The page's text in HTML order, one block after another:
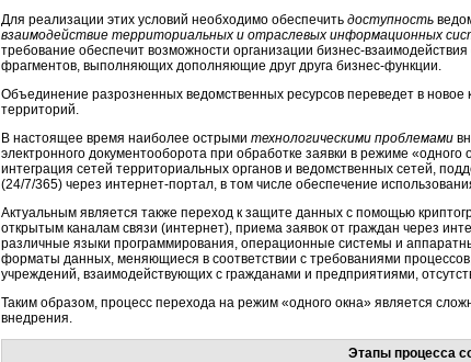
Для реализации этих условий необходимо обеспечить доступность
взаимодействие территориальных и отраслевых информационных
требование обеспечит возможности организации бизнес-взаимодействия
фрагментов, выполняющих дополняющие друг друга бизнес-функции.
Объединение разрозненных ведомственных ресурсов переведет в
территорий.
В настоящее время наиболее острыми технологическими проблемами
электронного документооборота при обработке заявки в режиме
интеграция сетей территориальных органов и ведомственных сетей,
(24/7/365) через интернет-портал, в том числе обеспечение
Актуальным является также переход к защите данных с помощью
открытым каналам связи (интернет), приема заявок от граждан через
различные языки программирования, операционные системы и
форматы данных, меняющиеся в соответствии с требованиями
учреждений, взаимодействующих с гражданами и предприятиями,
Таким образом, процесс перехода на режим «одного окна» является
внедрения.
Этапы процесса